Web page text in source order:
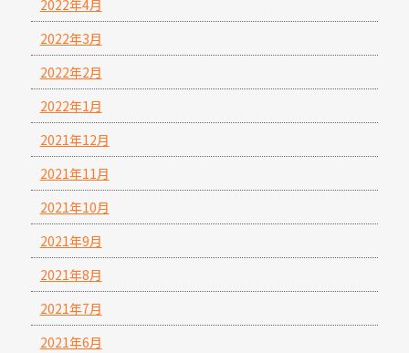
2022年4月
2022年3月
2022年2月
2022年1月
2021年12月
2021年11月
2021年10月
2021年9月
2021年8月
2021年7月
2021年6月